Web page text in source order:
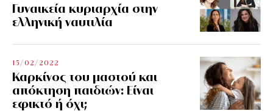
Γυναικεία κυριαρχία στην
ελληνική ναυτιλία
15/02/2022
Καρκίνος του μαστού και
απόκτηση παιδιών: Είναι
εφικτό ή όχι;